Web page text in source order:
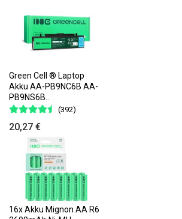
Green Cell ® Laptop
Akku AA-PB9NC6B AA-
PB9NS6B..
(392)
20,27 €
16x Akku Mignon AA R6